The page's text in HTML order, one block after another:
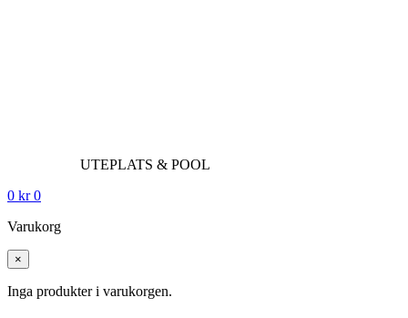
UTEPLATS & POOL
0 kr 0
Varukorg
×
Inga produkter i varukorgen.